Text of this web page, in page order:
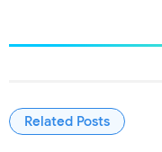
Related Posts